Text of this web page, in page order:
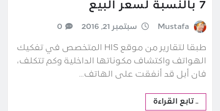
7 بالنسبة لسعر البيع
Mustafa سبتمبر 21, 2016 0
طبقا لتقارير من موقع HIS المتخصص في تفكيك
الهواتف واكتشاف مكوناتها الداخلية وكم تتكلف،
فان أبل قد أنفقت على الهاتف…
.. تابع القراءة